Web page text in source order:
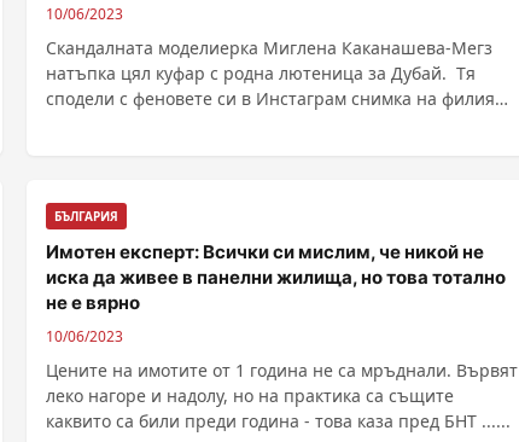
10/06/2023
Скандалната моделиерка Миглена Каканашева-Мегз
натъпка цял куфар с родна лютеница за Дубай. Тя
сподели с феновете си в Инстаграм снимка на филия
БЪЛГАРИЯ
Имотен експерт: Всички си мислим, че никой не
иска да живее в панелни жилища, но това тотално
не e вярно
10/06/2023
Цените на имотите от 1 година не са мръднали. Вървят
леко нагоре и надолу, но на практика са същите
каквито са били преди година - това каза пред БНТ ......